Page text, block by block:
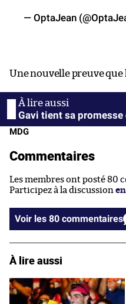
— OptaJean
Une nouvelle preuve que
Gavi tient sa promesse
MDG
Commentaires
Les membres ont posté 80
Participez à la discussion
Voir les 80 commentaires
À lire aussi